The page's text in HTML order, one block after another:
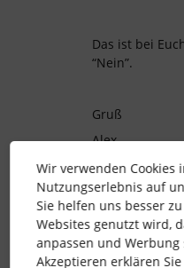
Das ist bei
“Nein”.
Gruß
Alex
krankheit Vertreter
Wir verwenden Cookies
Nutzungserlebnis auf
Sie helfen uns besser
Websites genutzt wird,
anpassen und
Akzeptieren erklären